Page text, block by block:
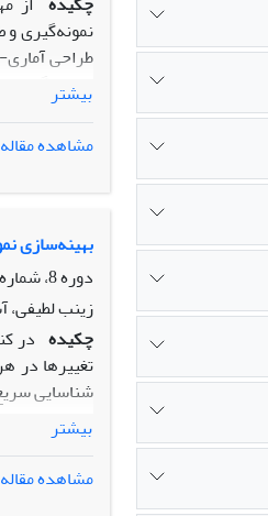
نمونه‌گیری
طراحی
نمایی،
اضافه شده
می‌دهد. از
همبسته
مقاله طراحی
می‌دهد که
پارامترهای
زمان دارد.
بیشتر
مشاهده مقاله
بهینه‌سازی
دوره 8، شماره 3، پاییز 1397، صفحه
زینب لطیفی،
چکیده در
تغییر­ها در
شناسایی
ی نتایج
گانه معرفی
برای حل این
بیشتر
مشاهده مقاله